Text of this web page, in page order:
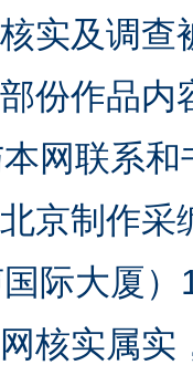
实及调
份作品
网联系
京制作
际大厦
核实属